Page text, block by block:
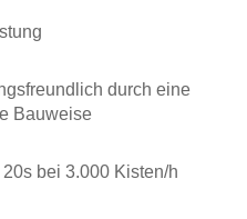
durch eine
Bauweise
bei 3.000 Kisten/h